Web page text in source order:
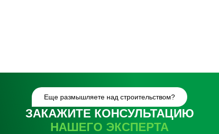
Еще размышляете над строительством?
ЗАКАЖИТЕ КОНСУЛЬТАЦИЮ
НАШЕГО ЭКСПЕРТА